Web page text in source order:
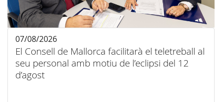
El Consell de Mallorca facilitarà el teletreball al
seu personal amb motiu de l’eclipsi del 12
d’agost
07/08/2026